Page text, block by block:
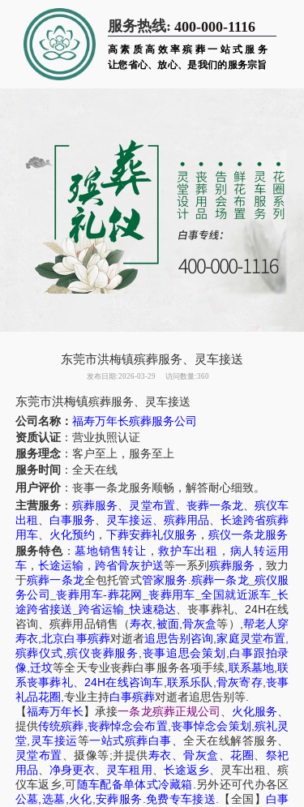
服务热线: 400-000-1116
高素质高效率殡葬一站式服务
让您省心、放心、是我们的服务宗旨
东莞市洪梅镇殡葬服务、灵车接送
发布日期:2026-03-29 访问数量:360
东莞市洪梅镇殡葬服务、
灵车接送
公司名称： 福寿万年长殡葬服务公司
资质认证：营业执照认证
服务理念：客户至上，服务至上
服务时间 ：全天在线
用户评价：丧事一条龙服务顺畅，解答耐心细致。
主营服务 ：殡葬服务、 灵堂布置、 丧葬一条龙、殡仪车
出租 、 白事服务、 灵车接运、 殡葬用品、 长途跨省殡葬
用车、 火化预约 ， 下葬安葬礼仪服务 ， 殡仪一条龙服务
服务特色：墓地销售转让 ，救护车出租 ， 病人转运用
车， 长途运输 ，跨省骨灰护送等一系列 殡葬服务 ，致力
于殡葬一条龙全包托管式管家服务 .殡葬一条龙_ 殡仪服
务公司
_丧葬用车-葬花网 丧葬用车 全国就近派车 长
途跨省接送 跨省运输 _快速稳达、丧事葬礼、 24H在线
咨询、殡葬用品销售 （寿衣 被面, 骨灰盒等）
帮老人穿
寿衣 ,北京白事殡葬对逝者追思告别咨询 ,家庭灵堂布置
殡葬仪式 殡仪丧葬服务 丧事追思会策划 白事跟拍录
像 迁坟等全天专业丧葬白事服务各项手续 联系墓地 ,联
系丧事葬礼、24H在线咨询车 联系乐队 骨灰寄存, 丧事
礼品花圈 专业主持白事殡葬对逝者追思告别等.
【福寿万年长 】承接一条龙殡葬正规公司 、 火化服务、
提供传统殡葬 丧葬悼念会布置, 丧事悼念会策划 殡礼灵
堂 灵车接运等一站式殡葬白事、全天在线解答服务、
灵堂布置、摄像等;并提供寿衣、骨灰盒 、花圈 、 祭祀
用品、 净身更衣、 灵车租用 、 长途返乡、 灵车出租 、殡
仪车返乡 可 随车配备单体式冷藏箱 另外还可代办各区
公墓 选墓 火化 安葬服务 免费专车接送 【全国】 白事